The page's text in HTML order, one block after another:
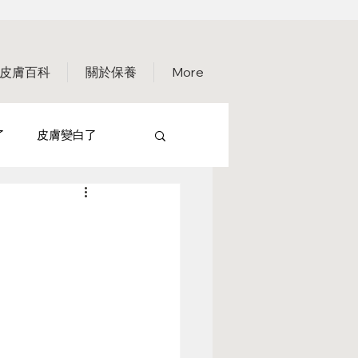
膚百科 關於保養 More
皮膚變白了